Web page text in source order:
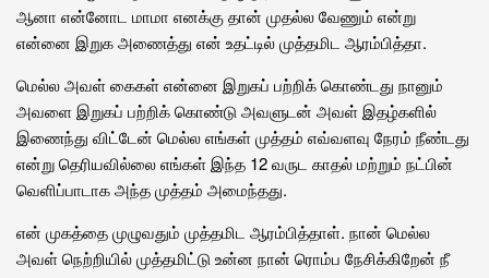
ஆனா என்னோட மாமா எனக்கு தான் முதல்ல வேணும் என்று
என்னை இறுக அணைத்து என் உதட்டில் முத்தமிட ஆரம்பித்தா.
மெல்ல அவள் கைகள் என்னை இறுகப் பற்றிக் கொண்டது நானும்
அவளை இறுகப் பற்றிக் கொண்டு அவளுடன் அவள் இதழ்களில்
இணைந்து விட்டேன் மெல்ல எங்கள் முத்தம் எவ்வளவு நேரம் நீண்டது
என்று தெரியவில்லை எங்கள் இந்த 12 வருட காதல் மற்றும் நட்பின்
வெளிப்பாடாக அந்த முத்தம் அமைந்தது.
என் முகத்தை முழுவதும் முத்தமிட ஆரம்பித்தாள். நான் மெல்ல
அவள் நெற்றியில் முத்தமிட்டு உன்ன நான் ரொம்ப நேசிக்கிறேன் நீ